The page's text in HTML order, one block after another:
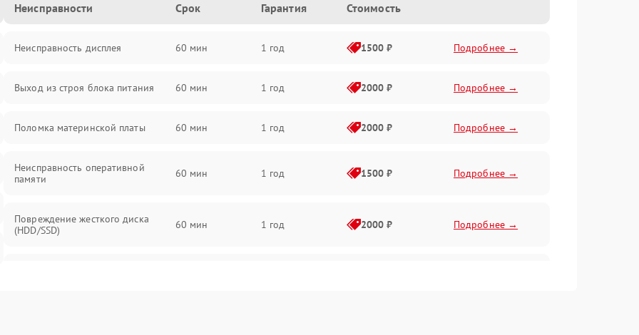
Неисправности Срок Гарантия Стоимость
Неисправность дисплея 60 мин 1 год 1500 ₽ Подробнее →
Выход из строя блока питания 60 мин 1 год 2000 ₽ Подробнее →
Поломка материнской платы 60 мин 1 год 2000 ₽ Подробнее →
Неисправность оперативной
памяти
60 мин 1 год 1500 ₽ Подробнее →
Повреждение жесткого диска
(HDD/SSD)
60 мин 1 год 2000 ₽ Подробнее →